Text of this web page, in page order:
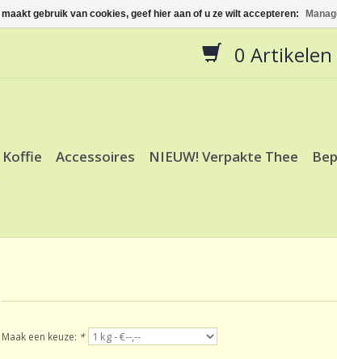
0 Artikelen
Koffie Accessoires NIEUW! Verpakte Thee
Maak een keuze: *
maakt gebruik van cookies, geef hier aan of u ze wilt accepteren: